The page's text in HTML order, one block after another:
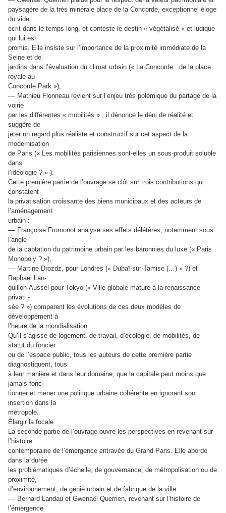
paysagère de la très minérale place de la Concorde, exceptionnel éloge
du vide
écrit dans le temps long, et conteste le destin « végétalisé » et ludique
qui lui est
promis. Elle insiste sur l’importance de la proximité immédiate de la
Seine et de
jardins dans l’évaluation du climat urbain (« La Concorde : de la place
royale au
Concorde Park »),
— Mathieu Flonneau revient sur l’enjeu très polémique du partage de la
voirie
par les différentes « mobilités » ; il dénonce le déni de réalité et
suggère de
jeter un regard plus réaliste et constructif sur cet aspect de la
modernisation
de Paris (« Les mobilités parisiennes sont-elles un sous-produit soluble
dans
l’idéologie ? » ).
Cette première partie de l’ouvrage se clôt sur trois contributions qui
constatent
la privatisation croissante des biens municipaux et des acteurs de
l’aménagement
urbain :
— Françoise Fromonot analyse ses effets délétères, notamment sous
l’angle
de la captation du patrimoine urbain par les baronnies du luxe (« Paris
Monopoly ? »),
— Martine Drozdz, pour Londres (« Dubaï-sur-Tamise (…) » ?) et
Raphaël Lan-
guillon-Aussel pour Tokyo (« Ville globale mature à la renaissance
privati -
sée ? ») comparent les évolutions de ces deux modèles de
développement à
l’heure de la mondialisation.
Qu’il s’agisse de logement, de travail, d’écologie, de mobilités, de
statut du foncier
ou de l’espace public, tous les auteurs de cette première partie
diagnostiquent, tous
à leur manière et dans leur domaine, que la capitale peut moins que
jamais fonc-
tionner et mener une politique urbaine cohérente en ignorant son
insertion dans la
métropole.
Élargir la focale
La seconde partie de l’ouvrage ouvre les perspectives en revenant sur
l’histoire
contemporaine de l’émergence entravée du Grand Paris. Elle aborde
dans la durée
les problématiques d’échelle, de gouvernance, de métropolisation ou de
proximité,
d’environnement, de génie urbain et de fabrique de la ville.
— Bernard Landau et Gwenaël Querrien, revenant sur l’histoire de
l’émergence